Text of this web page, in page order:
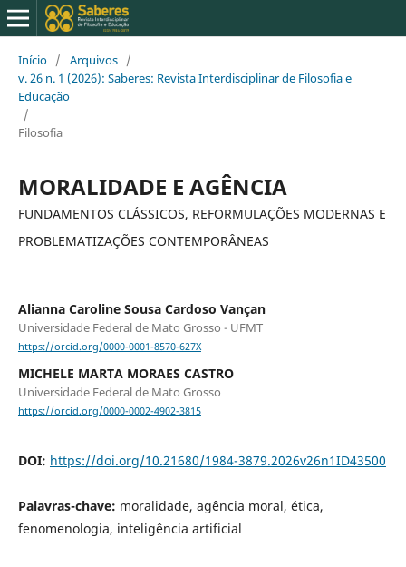
Início / Arquivos /
v. 26 n. 1 (2026): Saberes: Revista Interdisciplinar de Filosofia e
Educação
/
Filosofia
MORALIDADE E AGÊNCIA
FUNDAMENTOS CLÁSSICOS, REFORMULAÇÕES MODERNAS E
PROBLEMATIZAÇÕES CONTEMPORÂNEAS
Alianna Caroline Sousa Cardoso Vançan
Universidade Federal de Mato Grosso - UFMT
https://orcid.org/0000-0001-8570-627X
MICHELE MARTA MORAES CASTRO
Universidade Federal de Mato Grosso
https://orcid.org/0000-0002-4902-3815
DOI: https://doi.org/10.21680/1984-3879.2026v26n1ID43500
Palavras-chave: moralidade, agência moral, ética,
fenomenologia, inteligência artificial